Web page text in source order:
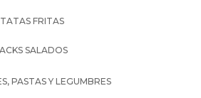
FRITAS
SALADOS
PASTAS Y LEGUMBRES